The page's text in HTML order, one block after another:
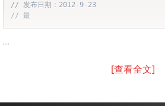
// 发布日期：2012-9-23
// 最
...
[查看全文]